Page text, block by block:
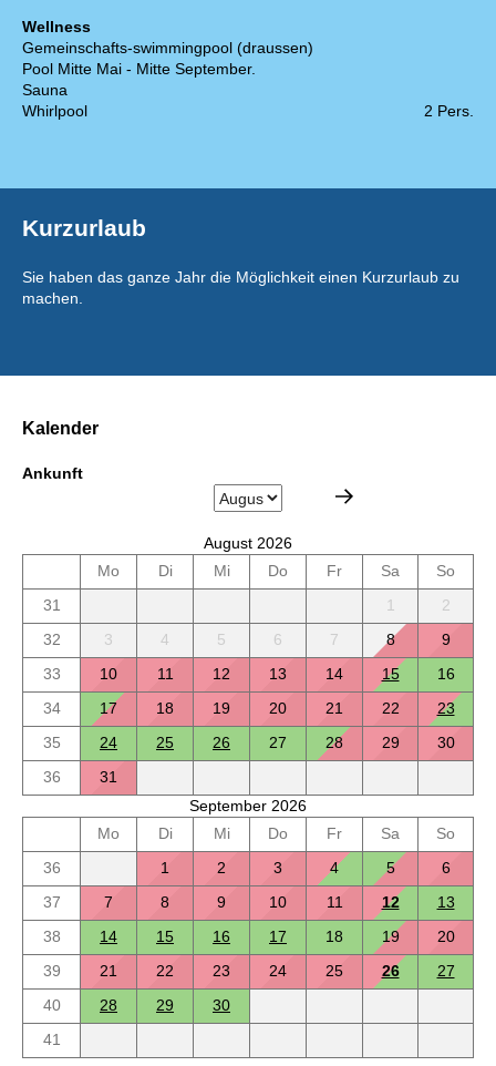
Wellness
Gemeinschafts-swimmingpool (draussen)
Pool Mitte Mai - Mitte September.
Sauna
Whirlpool
2 Pers.
Kurzurlaub
Sie haben das ganze Jahr die Möglichkeit einen Kurzurlaub zu
machen.
Kalender
Ankunft
August 2026
Mo
Di Mi Do Fr Sa
So
31
1
2
32
3 4 5 6 7 8
9
33
10 11 12 13 14 15
16
34
17 18 19 20 21 22
23
35
24 25 26 27 28 29
30
36
31
September 2026
Mo
Di Mi Do Fr Sa
So
36
1 2 3 4 5
6
37
7 8 9 10 11 12
13
38
14 15 16 17 18 19
20
39
21 22 23 24 25 26
27
40
28 29
30
41